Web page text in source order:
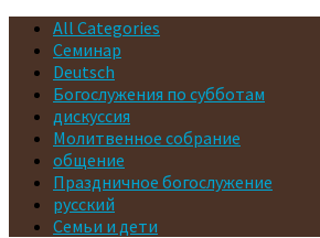
All Categories
Cеминар
Deutsch
Богослужения по субботам
дискуссия
Молитвенное собрание
общение
Праздничное богослужение
русский
Семьи и дети